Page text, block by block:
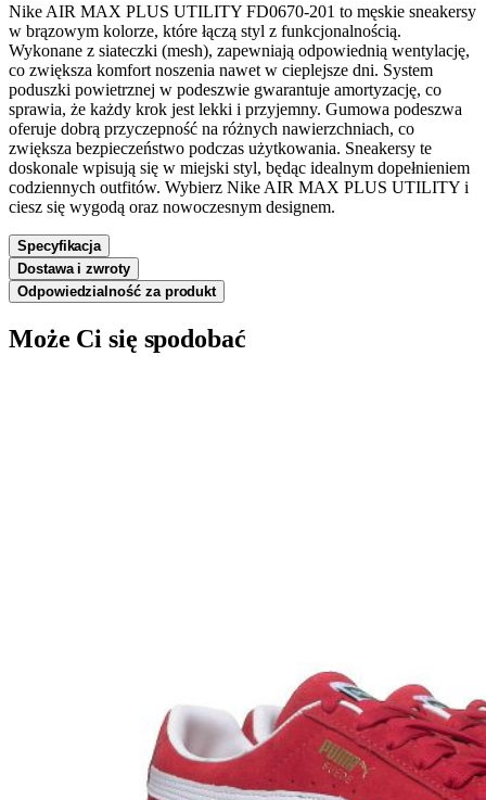
Nike AIR MAX PLUS UTILITY FD0670-201 to męskie sneakersy
w brązowym kolorze, które łączą styl z funkcjonalnością.
Wykonane z siateczki (mesh), zapewniają odpowiednią wentylację,
co zwiększa komfort noszenia nawet w cieplejsze dni. System
poduszki powietrznej w podeszwie gwarantuje amortyzację, co
sprawia, że każdy krok jest lekki i przyjemny. Gumowa podeszwa
oferuje dobrą przyczepność na różnych nawierzchniach, co
zwiększa bezpieczeństwo podczas użytkowania. Sneakersy te
doskonale wpisują się w miejski styl, będąc idealnym dopełnieniem
codziennych outfitów. Wybierz Nike AIR MAX PLUS UTILITY i
ciesz się wygodą oraz nowoczesnym designem.
Specyfikacja
Dostawa i zwroty
Odpowiedzialność za produkt
Może Ci się spodobać